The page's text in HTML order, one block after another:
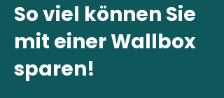
So viel können Sie
mit einer Wallbox
sparen!